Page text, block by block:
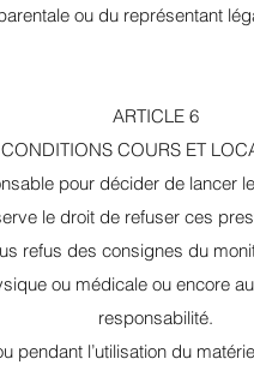
ou du représentant
ARTICLE 6
CONDITIONS COURS ET
pour décider de
le droit de refuser ces
refus des consignes du
ou médicale ou encore
responsabilité.
pendant l’utilisation du